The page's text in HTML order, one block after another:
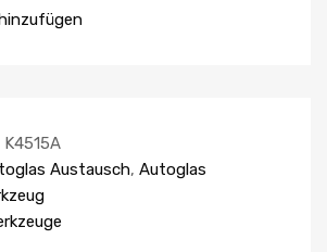
K4515A
Austausch, Autoglas